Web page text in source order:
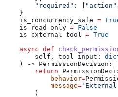
        "required"
: [ "action"
    }
    is_concurrency_safe
=
    is_read_only
= False
    is_external_tool
= True
    async
def
        self
, tool_input :
    ) -> PermissionDecision:
        return
            behavior
=
            message
=
        )